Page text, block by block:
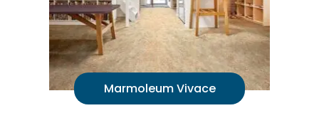
Marmoleum Vivace